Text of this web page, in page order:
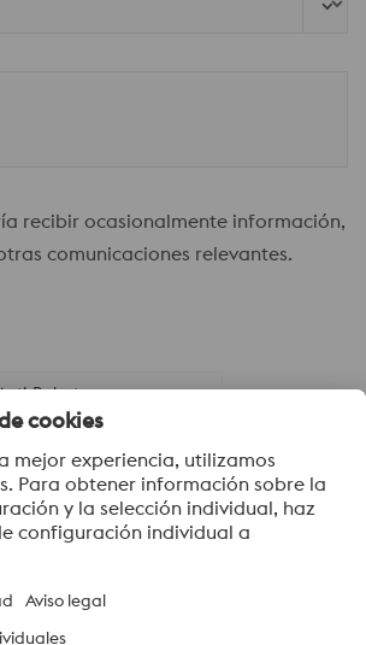
recibir ocasionalmente información,
comunicaciones relevantes.
Robot
iniciar la verificación
Metals del Ecuador S.A.
de High Performance Metals Division en el